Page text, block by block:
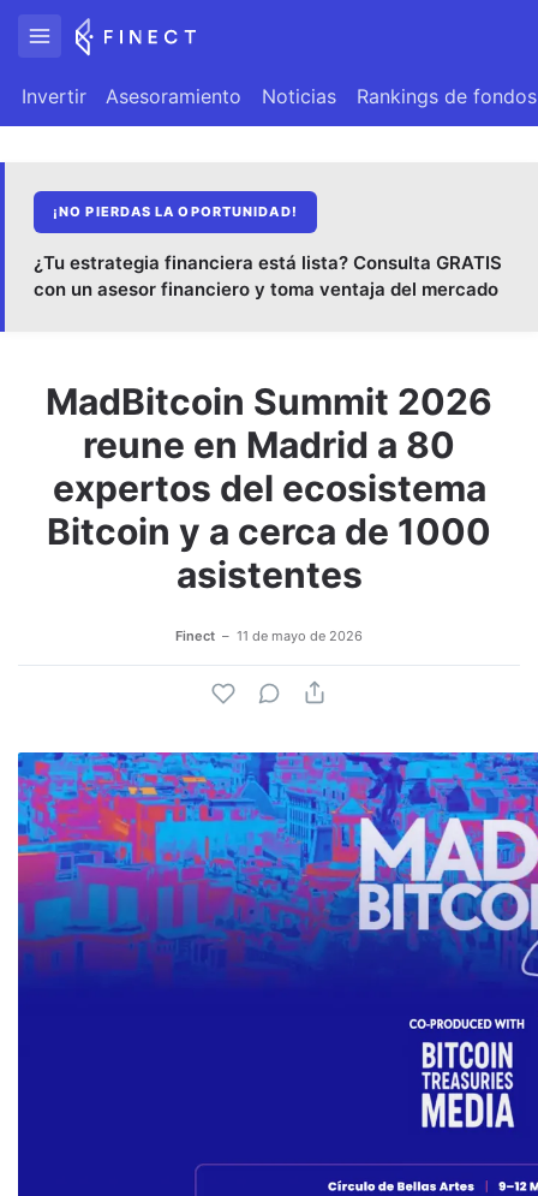
Invertir Asesoramiento Noticias Rankings de fondos
¡NO PIERDAS LA OPORTUNIDAD!
¿Tu estrategia financiera está lista? Consulta GRATIS
con un asesor financiero y toma ventaja del mercado
MadBitcoin Summit 2026
reune en Madrid a 80
expertos del ecosistema
Bitcoin y a cerca de 1000
asistentes
Finect 11 de mayo de 2026